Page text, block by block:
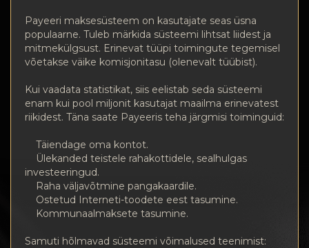
Saidi kaart
Payeeri maksesüsteem on kasutajate seas üsna
populaarne. Tuleb märkida süsteemi lihtsat liidest ja
mitmekülgsust. Erinevat tüüpi toimingute tegemisel
võetakse väike komisjonitasu (olenevalt tüübist).
Kui vaadata statistikat, siis eelistab seda süsteemi
enam kui pool miljonit kasutajat maailma erinevatest
riikidest. Täna saate Payeeris teha järgmisi toiminguid:
Täiendage oma kontot.
Ülekanded teistele rahakottidele, sealhulgas
investeeringud.
Raha väljavõtmine pangakaardile.
Ostetud Interneti-toodete eest tasumine.
Kommunaalmaksete tasumine.
Samuti hõlmavad süsteemi võimalused teenimist: